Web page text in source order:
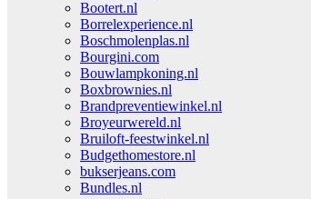
Bootert.nl
Borrelexperience.nl
Boschmolenplas.nl
Bourgini.com
Bouwlampkoning.nl
Boxbrownies.nl
Brandpreventiewinkel.nl
Broyeurwereld.nl
Bruiloft-feestwinkel.nl
Budgethomestore.nl
bukserjeans.com
Bundles.nl